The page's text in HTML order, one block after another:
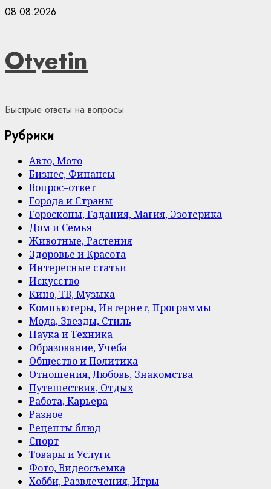
Skip
08.08.2026
Otvetin
Быстрые ответы на вопросы
Рубрики
Авто, Мото
Бизнес, Финансы
Вопрос–ответ
Города и Страны
Гороскопы, Гадания, Магия, Эзотерика
Дом и Семья
Животные, Растения
Здоровье и Красота
Интересные статьи
Искусство
Кино, ТВ, Музыка
Компьютеры, Интернет, Программы
Мода, Звезды, Стиль
Наука и Техника
Образование, Учеба
Общество и Политика
Отношения, Любовь, Знакомства
Путешествия, Отдых
Работа, Карьера
Разное
Рецепты блюд
Спорт
Товары и Услуги
Фото, Видеосъемка
Хобби, Развлечения, Игры